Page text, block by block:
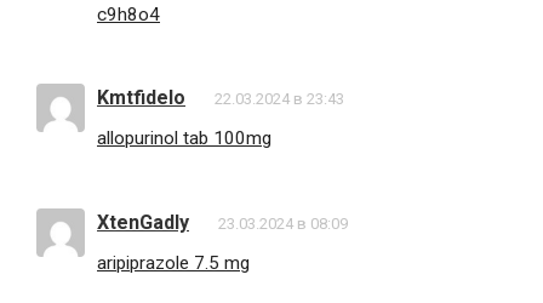
c9h8o4
Kmtfidelo 22.03.2024 в 23:43
allopurinol tab 100mg
XtenGadly 23.03.2024 в 08:09
aripiprazole 7.5 mg